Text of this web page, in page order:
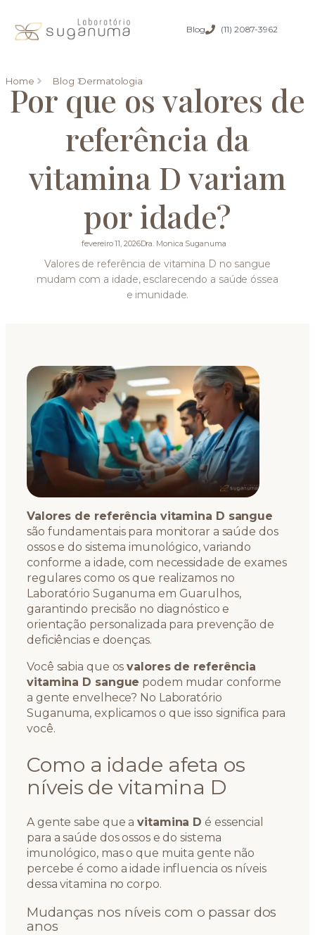
Blog (11) 2087-3962
Home Blog Dermatologia
Por que os valores de
referência da
vitamina D variam
por idade?
fevereiro 11, 2026Dra. Monica Suganuma
Valores de referência de vitamina D no sangue
mudam com a idade, esclarecendo a saúde óssea
e imunidade.
Valores de referência vitamina D sangue
são fundamentais para monitorar a saúde dos
ossos e do sistema imunológico, variando
conforme a idade, com necessidade de exames
regulares como os que realizamos no
Laboratório Suganuma em Guarulhos,
garantindo precisão no diagnóstico e
orientação personalizada para prevenção de
deficiências e doenças.
Você sabia que osvalores de referência
vitamina D sangue podem mudar conforme
a gente envelhece? No Laboratório
Suganuma, explicamos o que isso significa para
você.
Como a idade afeta os
níveis de vitamina D
A gente sabe que avitamina D é essencial
para a saúde dos ossos e do sistema
imunológico, mas o que muita gente não
percebe é como a idade influencia os níveis
dessa vitamina no corpo.
Mudanças nos níveis com o passar dos
anos